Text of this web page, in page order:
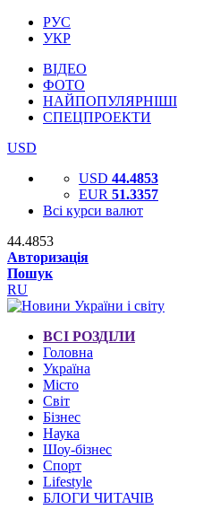
РУС
УКР
ВІДЕО
ФОТО
НАЙПОПУЛЯРНІШІ
СПЕЦПРОЕКТИ
USD
USD 44.4853
EUR 51.3357
Всі курси валют
44.4853
Авторизація
Пошук
RU
ВСІ РОЗДІЛИ
Головна
Україна
Місто
Світ
Бізнес
Наука
Шоу-бізнес
Спорт
Lifestyle
БЛОГИ ЧИТАЧІВ